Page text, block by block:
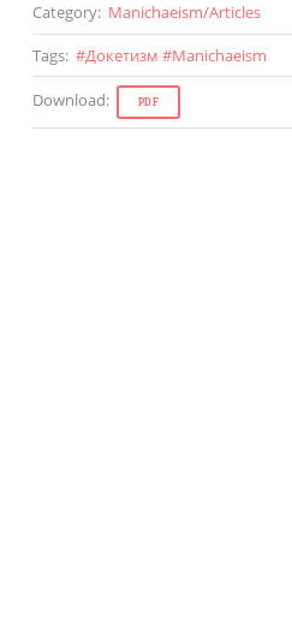
Category: Manichaeism/Articles
Tags: #Докетизм #Manichaeism
Download: PDF